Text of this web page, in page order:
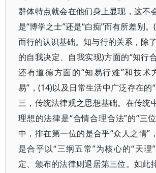
群体特点就会在他们身上显现，这不
是“博学之士”还是“白痴”而有所差别
而行的认识基础。知与行的关系，除
的自我决定、自我实现)方面的“知行
还有道德方面的“知易行难”和技术
易”，(14)以及日常生活中广泛存在的
三，传统法律观之思想基础。在传统
理想的法律是“合情合理合法”的“三
中，排在第一位的是合乎“众人之情”
是合乎以“三纲五常”为核心的“天理
定、颁布的法律则退居第三位。如此